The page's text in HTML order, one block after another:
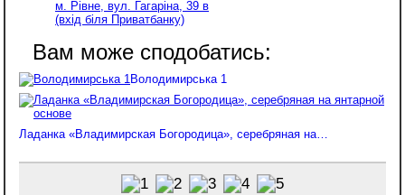
м. Рівне, вул. Гагаріна, 39 в
(вхід біля Приватбанку)
Володимирська 1
Ладанка «Владимирская Богородица», серебряная на…